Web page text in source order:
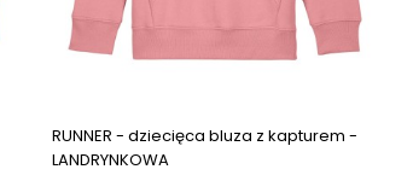
RUNNER - dziecięca bluza z kapturem -
LANDRYNKOWA